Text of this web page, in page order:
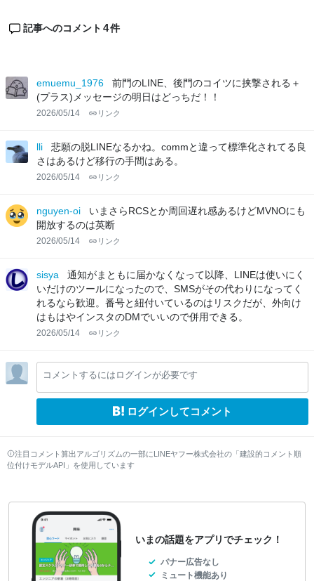
記事へのコメント 4件
emuemu_1976
前門のLINE、後門のコイツに挟撃される＋
(プラス)メッセージの明日はどっちだ！！
2026/05/14 リンク
lli
悲願の脱LINEなるかね。commと違って標準化されてる良
さはあるけど移行の手間はある。
2026/05/14 リンク
nguyen-oi
いまさらRCSとか周回遅れ感あるけどMVNOにも
開放するのは英断
2026/05/14 リンク
sisya
通知がまともに届かなくなって以降、LINEは使いにく
いだけのツールになったので、SMSがその代わりになってく
れるなら歓迎。番号と紐付いているのはリスクだが、外向け
はもはやインスタのDMでいいので併用できる。
2026/05/14 リンク
コメントするにはログインが必要です
ログインしてコメント
注目コメント算出アルゴリズムの一部にLINEヤフー株式会社の「建設的コメント順
位付けモデルAPI」を使用しています
いまの話題をアプリでチェック！
バナー広告なし
ミュート機能あり